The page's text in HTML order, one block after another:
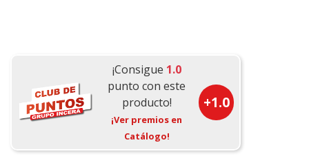
¡Consigue 1.0
punto con este
producto!
¡Ver premios en
Catálogo!
+1.0